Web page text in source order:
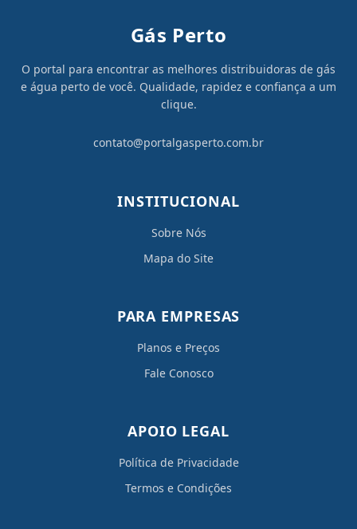
Gás Perto
O portal para encontrar as melhores distribuidoras de gás
e água perto de você. Qualidade, rapidez e confiança a um
clique.
contato@portalgasperto.com.br
INSTITUCIONAL
Sobre Nós
Mapa do Site
PARA EMPRESAS
Planos e Preços
Fale Conosco
APOIO LEGAL
Política de Privacidade
Termos e Condições